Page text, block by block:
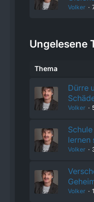
Volker
Ungelesene
Thema
Dürre
Volker
lernen
Volker
Volker